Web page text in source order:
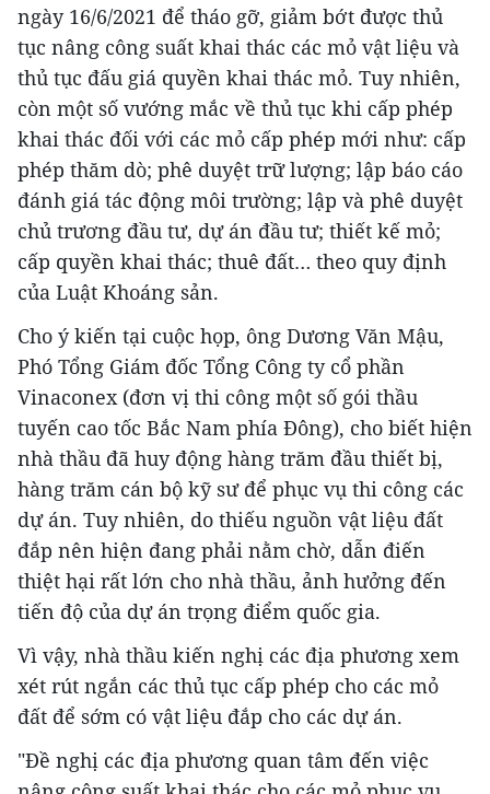
ngày 16/6/2021 để tháo gỡ, giảm bớt được thủ
tục nâng công suất khai thác các mỏ vật liệu và
thủ tục đấu giá quyền khai thác mỏ. Tuy nhiên,
còn một số vướng mắc về thủ tục khi cấp phép
khai thác đối với các mỏ cấp phép mới như: cấp
phép thăm dò; phê duyệt trữ lượng; lập báo cáo
đánh giá tác động môi trường; lập và phê duyệt
chủ trương đầu tư, dự án đầu tư; thiết kế mỏ;
cấp quyền khai thác; thuê đất… theo quy định
của Luật Khoáng sản.
Cho ý kiến tại cuộc họp, ông Dương Văn Mậu,
Phó Tổng Giám đốc Tổng Công ty cổ phần
Vinaconex (đơn vị thi công một số gói thầu
tuyến cao tốc Bắc Nam phía Đông), cho biết hiện
nhà thầu đã huy động hàng trăm đầu thiết bị,
hàng trăm cán bộ kỹ sư để phục vụ thi công các
dự án. Tuy nhiên, do thiếu nguồn vật liệu đất
đắp nên hiện đang phải nằm chờ, dẫn điến
thiệt hại rất lớn cho nhà thầu, ảnh hưởng đến
tiến độ của dự án trọng điểm quốc gia.
Vì vậy, nhà thầu kiến nghị các địa phương xem
xét rút ngắn các thủ tục cấp phép cho các mỏ
đất để sớm có vật liệu đắp cho các dự án.
"Đề nghị các địa phương quan tâm đến việc